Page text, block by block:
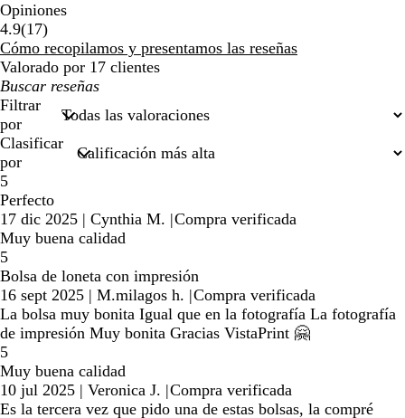
Opiniones
4.9(1717
reseñas
)
Cómo recopilamos y presentamos las reseñas
Valorado por 17 clientes
Mis
búsquedas
Filtrar
por
Clasificar
por
5
Perfecto
17 dic 2025 | Cynthia M. |Compra verificada
Muy buena calidad
5
Bolsa de loneta con impresión
16 sept 2025 | M.milagos h. |Compra verificada
La bolsa muy bonita Igual que en la fotografía La fotografía
de impresión Muy bonita Gracias VistaPrint 🤗
5
Muy buena calidad
10 jul 2025 | Veronica J. |Compra verificada
Es la tercera vez que pido una de estas bolsas, la compré